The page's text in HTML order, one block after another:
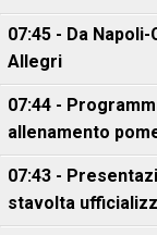
07:45 - Da
Allegri
07:44 -
allenamento
07:43 -
stavolta